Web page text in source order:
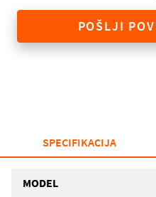
POŠLJI
SPECIFIKACIJA
MODEL